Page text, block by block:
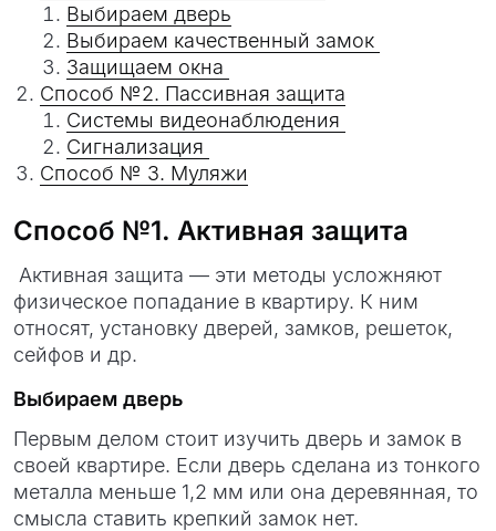
Выбираем дверь
Выбираем качественный замок
Защищаем окна
Способ №2. Пассивная защита
Системы видеонаблюдения
Сигнализация
Способ № 3. Муляжи
Способ №1. Активная защита
Активная защита — эти методы усложняют
физическое попадание в квартиру. К ним
относят, установку дверей, замков, решеток,
сейфов и др.
Выбираем дверь
Первым делом стоит изучить дверь и замок в
своей квартире. Если дверь сделана из тонкого
металла меньше 1,2 мм или она деревянная, то
смысла ставить крепкий замок нет.